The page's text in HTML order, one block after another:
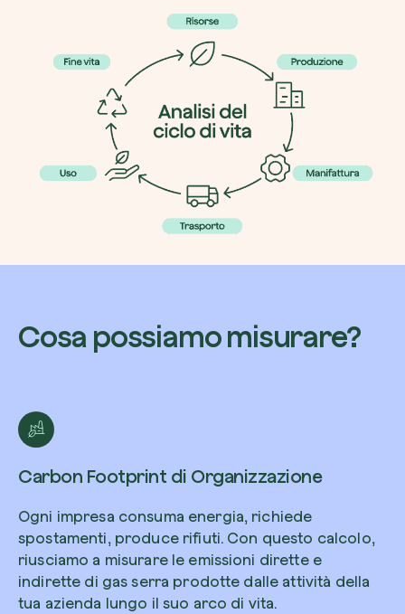
Cosa possiamo misurare?
Carbon Footprint di Organizzazione
Ogni impresa consuma energia, richiede
spostamenti, produce rifiuti. Con questo calcolo,
riusciamo a misurare le emissioni dirette e
indirette di gas serra prodotte dalle attività della
tua azienda lungo il suo arco di vita.
Esplora la mappa
Guarda i tuoi alberi crescere dallo spazio
tecnologia satellitare.
Inizia a esplorare
Inserisci il tuo codice per riscattare un
Usa il codice